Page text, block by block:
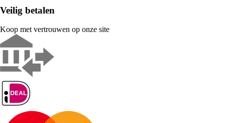
Veilig betalen
Koop met vertrouwen op onze site